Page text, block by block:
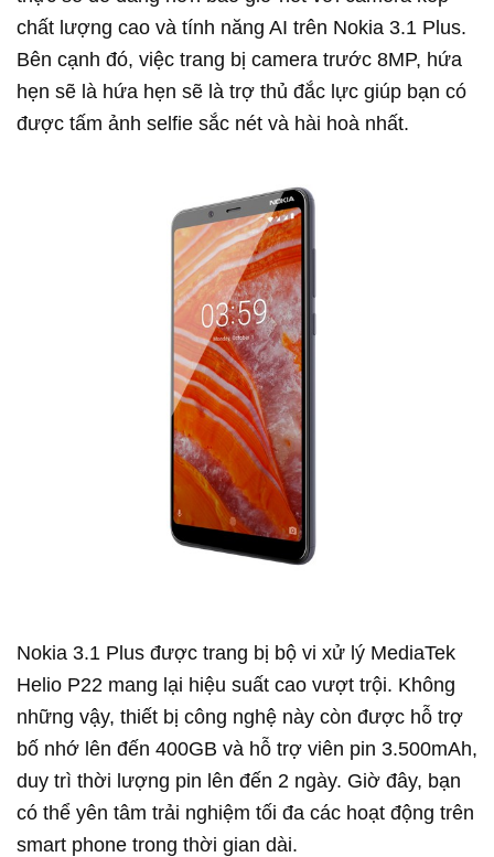
chất lượng cao và tính năng AI trên Nokia 3.1 Plus.
Bên cạnh đó, việc trang bị camera trước 8MP, hứa
hẹn sẽ là hứa hẹn sẽ là trợ thủ đắc lực giúp bạn có
được tấm ảnh selfie sắc nét và hài hoà nhất.
Nokia 3.1 Plus được trang bị bộ vi xử lý MediaTek
Helio P22 mang lại hiệu suất cao vượt trội. Không
những vậy, thiết bị công nghệ này còn được hỗ trợ
bố nhớ lên đến 400GB và hỗ trợ viên pin 3.500mAh,
duy trì thời lượng pin lên đến 2 ngày. Giờ đây, bạn
có thể yên tâm trải nghiệm tối đa các hoạt động trên
smart phone trong thời gian dài.